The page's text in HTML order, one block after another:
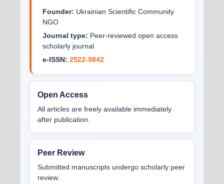
Founder: Ukrainian Scientific Community
NGO
Journal type: Peer-reviewed open access
scholarly journal
e-ISSN: 2522-9842
Open Access
All articles are freely available immediately
after publication.
Peer Review
Submitted manuscripts undergo scholarly peer
review.